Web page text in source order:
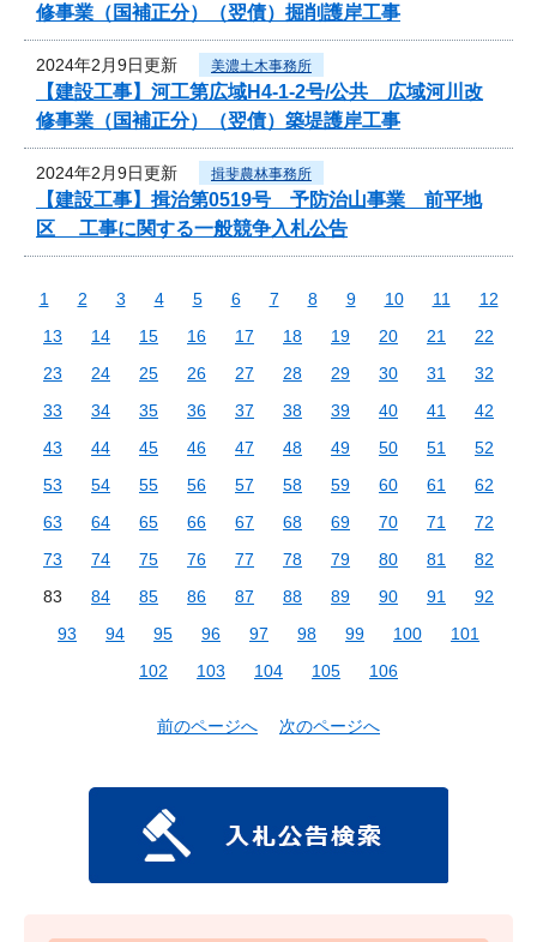
修事業（国補正分）（翌債）掘削護岸工事
2024年2月9日更新 美濃土木事務所
【建設工事】河工第広域H4-1-2号/公共 広域河川改
修事業（国補正分）（翌債）築堤護岸工事
2024年2月9日更新 揖斐農林事務所
【建設工事】揖治第0519号 予防治山事業 前平地
区 工事に関する一般競争入札公告
1 2 3 4 5 6 7 8 9 10 11
12
13
14 15 16 17 18 19 20 21
22
23
24 25 26 27 28 29 30 31
32
33
34 35 36 37 38 39 40 41
42
43
44 45 46 47 48 49 50 51
52
53
54 55 56 57 58 59 60 61
62
63
64 65 66 67 68 69 70 71
72
73
74 75 76 77 78 79 80 81
82
83
84 85 86 87 88 89 90 91
92
93
94 95 96 97 98 99 100
101
102
103 104 105 106
前のページへ 次のページへ